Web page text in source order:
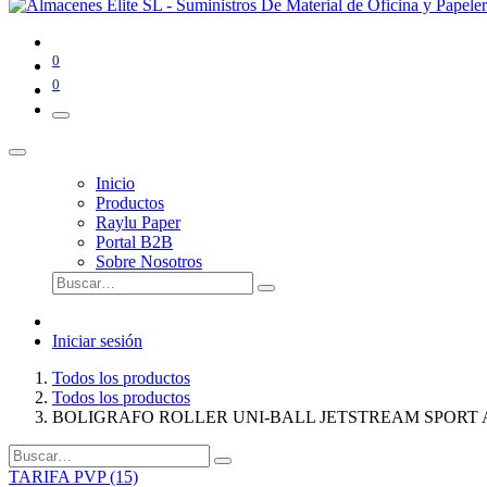
0
0
Inicio
Productos
Raylu Paper
Portal B2B
Sobre Nosotros
Iniciar sesión
Todos los productos
Todos los productos
BOLIGRAFO ROLLER UNI-BALL JETSTREAM SPORT
TARIFA PVP (15)